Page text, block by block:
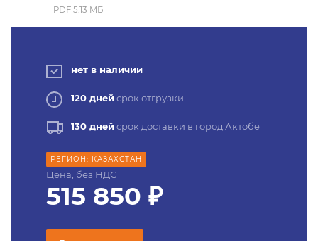
PDF 5.13 MБ
нет в наличии
120 днейсрок отгрузки
130 днейсрок доставки в город Актобе
РЕГИОН: КАЗАХСТАН
Цена, без НДС
515 850 ₽